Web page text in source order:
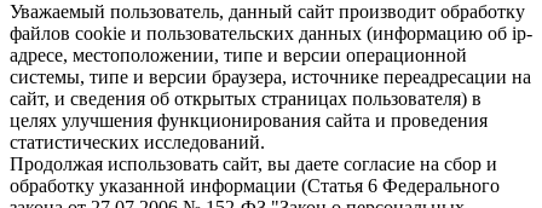
Уважаемый пользователь, данный сайт производит обработку
файлов cookie и пользовательских данных (информацию об ip-
адресе, местоположении, типе и версии операционной
системы, типе и версии браузера, источнике переадресации на
сайт, и сведения об открытых страницах пользователя) в
целях улучшения функционирования сайта и проведения
статистических исследований.
Продолжая использовать сайт, вы даете согласие на сбор и
обработку указанной информации (Статья 6 Федерального